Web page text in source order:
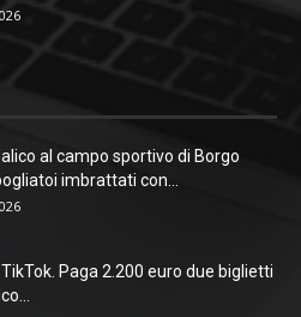
al campo sportivo di Borgo
imbrattati con...
Paga 2.200 euro due biglietti